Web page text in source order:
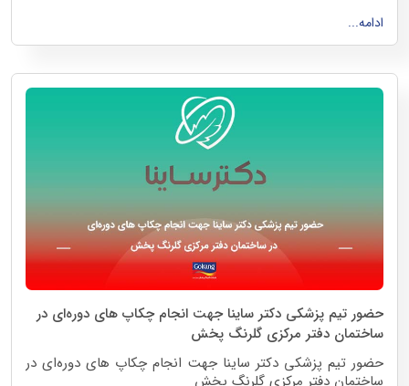
بهمن ماه 1403
ادامه...
حضور تیم پزشکی دکتر ساینا جهت انجام چکاپ های‌ دوره‌ای در
ساختمان دفتر مرکزی گلرنگ پخش
حضور تیم پزشکی دکتر ساینا جهت انجام چکاپ های‌ دوره‌ای در
ساختمان دفتر مرکزی گلرنگ پخش